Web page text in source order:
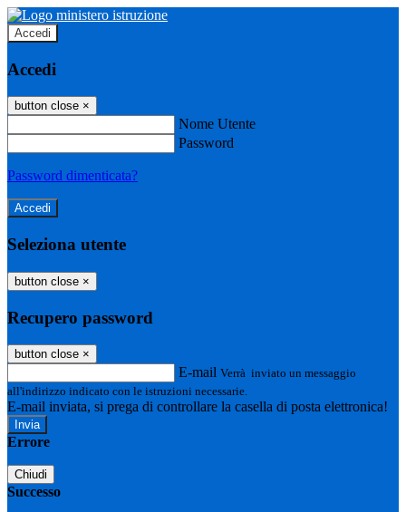
Accedi
Accedi
button close ×
Nome Utente
Password
Password dimenticata?
Seleziona utente
button close ×
Recupero password
button close ×
E-mail Verrà inviato un messaggio
all'indirizzo indicato con le istruzioni necessarie.
E-mail inviata, si prega di controllare la casella di posta elettronica!
Errore
Chiudi
Successo